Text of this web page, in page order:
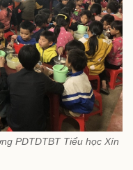
PDTDTBT Tiểu học Xín